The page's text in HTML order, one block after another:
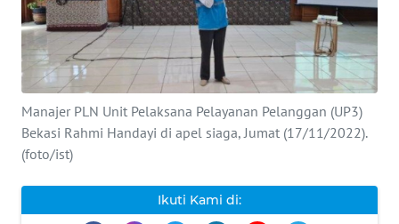
Manajer PLN Unit Pelaksana Pelayanan Pelanggan (UP3)
Bekasi Rahmi Handayi di apel siaga, Jumat (17/11/2022).
(foto/ist)
Ikuti Kami di:
KONTAK
KAMI
INFO
TENTANG
KAMI
PEDOMAN